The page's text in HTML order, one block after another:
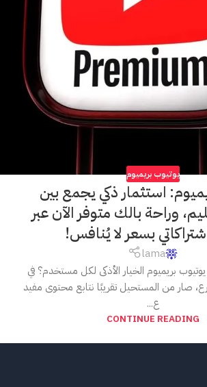
يوتيوب بريميوم
استثمار ذكي يجمع بين
وراحة بالك متوفر الآن عبر
بسعر لا يُنافس!
lama
بريميوم الخيار الأذكى لكل مستخدم؟ في
صار من المستحيل تقريبًا نتابع محتوى مفيد
ع...
CONTINUE READING